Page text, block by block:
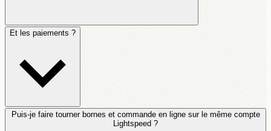
Et les paiements ?
Puis-je faire tourner bornes et commande en ligne sur le même compte
Lightspeed ?